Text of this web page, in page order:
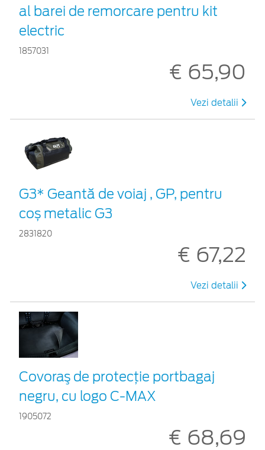
al barei de remorcare pentru kit
electric
1857031
€ 65,90
Vezi detalii
G3* Geantă de voiaj , GP, pentru
coș metalic G3
2831820
€ 67,22
Vezi detalii
Covoraş de protecţie portbagaj
negru, cu logo C-MAX
1905072
€ 68,69